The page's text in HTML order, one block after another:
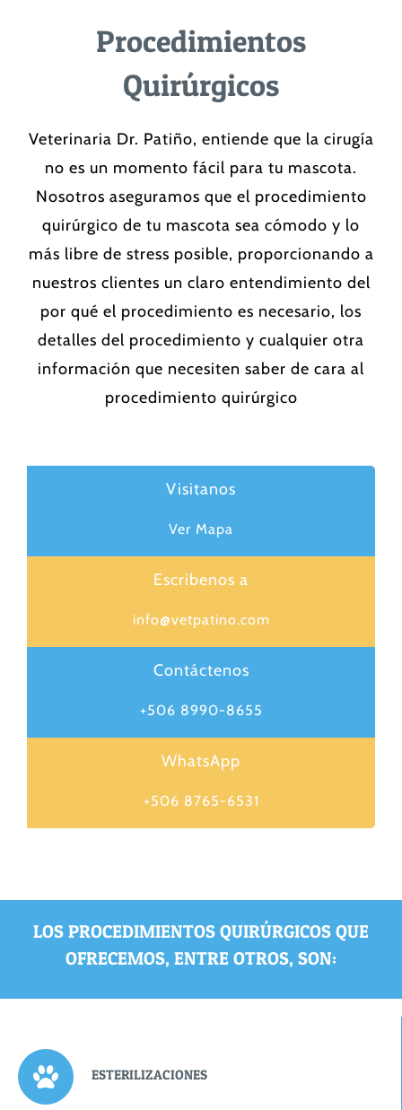
Procedimientos
Quirúrgicos
Veterinaria Dr. Patiño, entiende que la cirugía
no es un momento fácil para tu mascota.
Nosotros aseguramos que el procedimiento
quirúrgico de tu mascota sea cómodo y lo
más libre de stress posible, proporcionando a
nuestros clientes un claro entendimiento del
por qué el procedimiento es necesario, los
detalles del procedimiento y cualquier otra
información que necesiten saber de cara al
procedimiento quirúrgico
Visitanos
Ver Mapa
Escribenos a
info@vetpatino.com
Contáctenos
+506 8990-8655
WhatsApp
+506 8765-6531
LOS PROCEDIMIENTOS QUIRÚRGICOS QUE
OFRECEMOS, ENTRE OTROS, SON:
ESTERILIZACIONES